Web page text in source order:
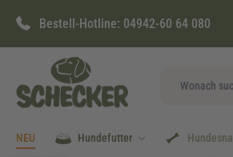
Zur Hauptnavigation springen
Bestell-Hotline: 04942-60 64 080
NEU Hundefutter